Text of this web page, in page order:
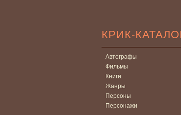
КРИК-
Автографы
Фильмы
Книги
Жанры
Персоны
Персонажи